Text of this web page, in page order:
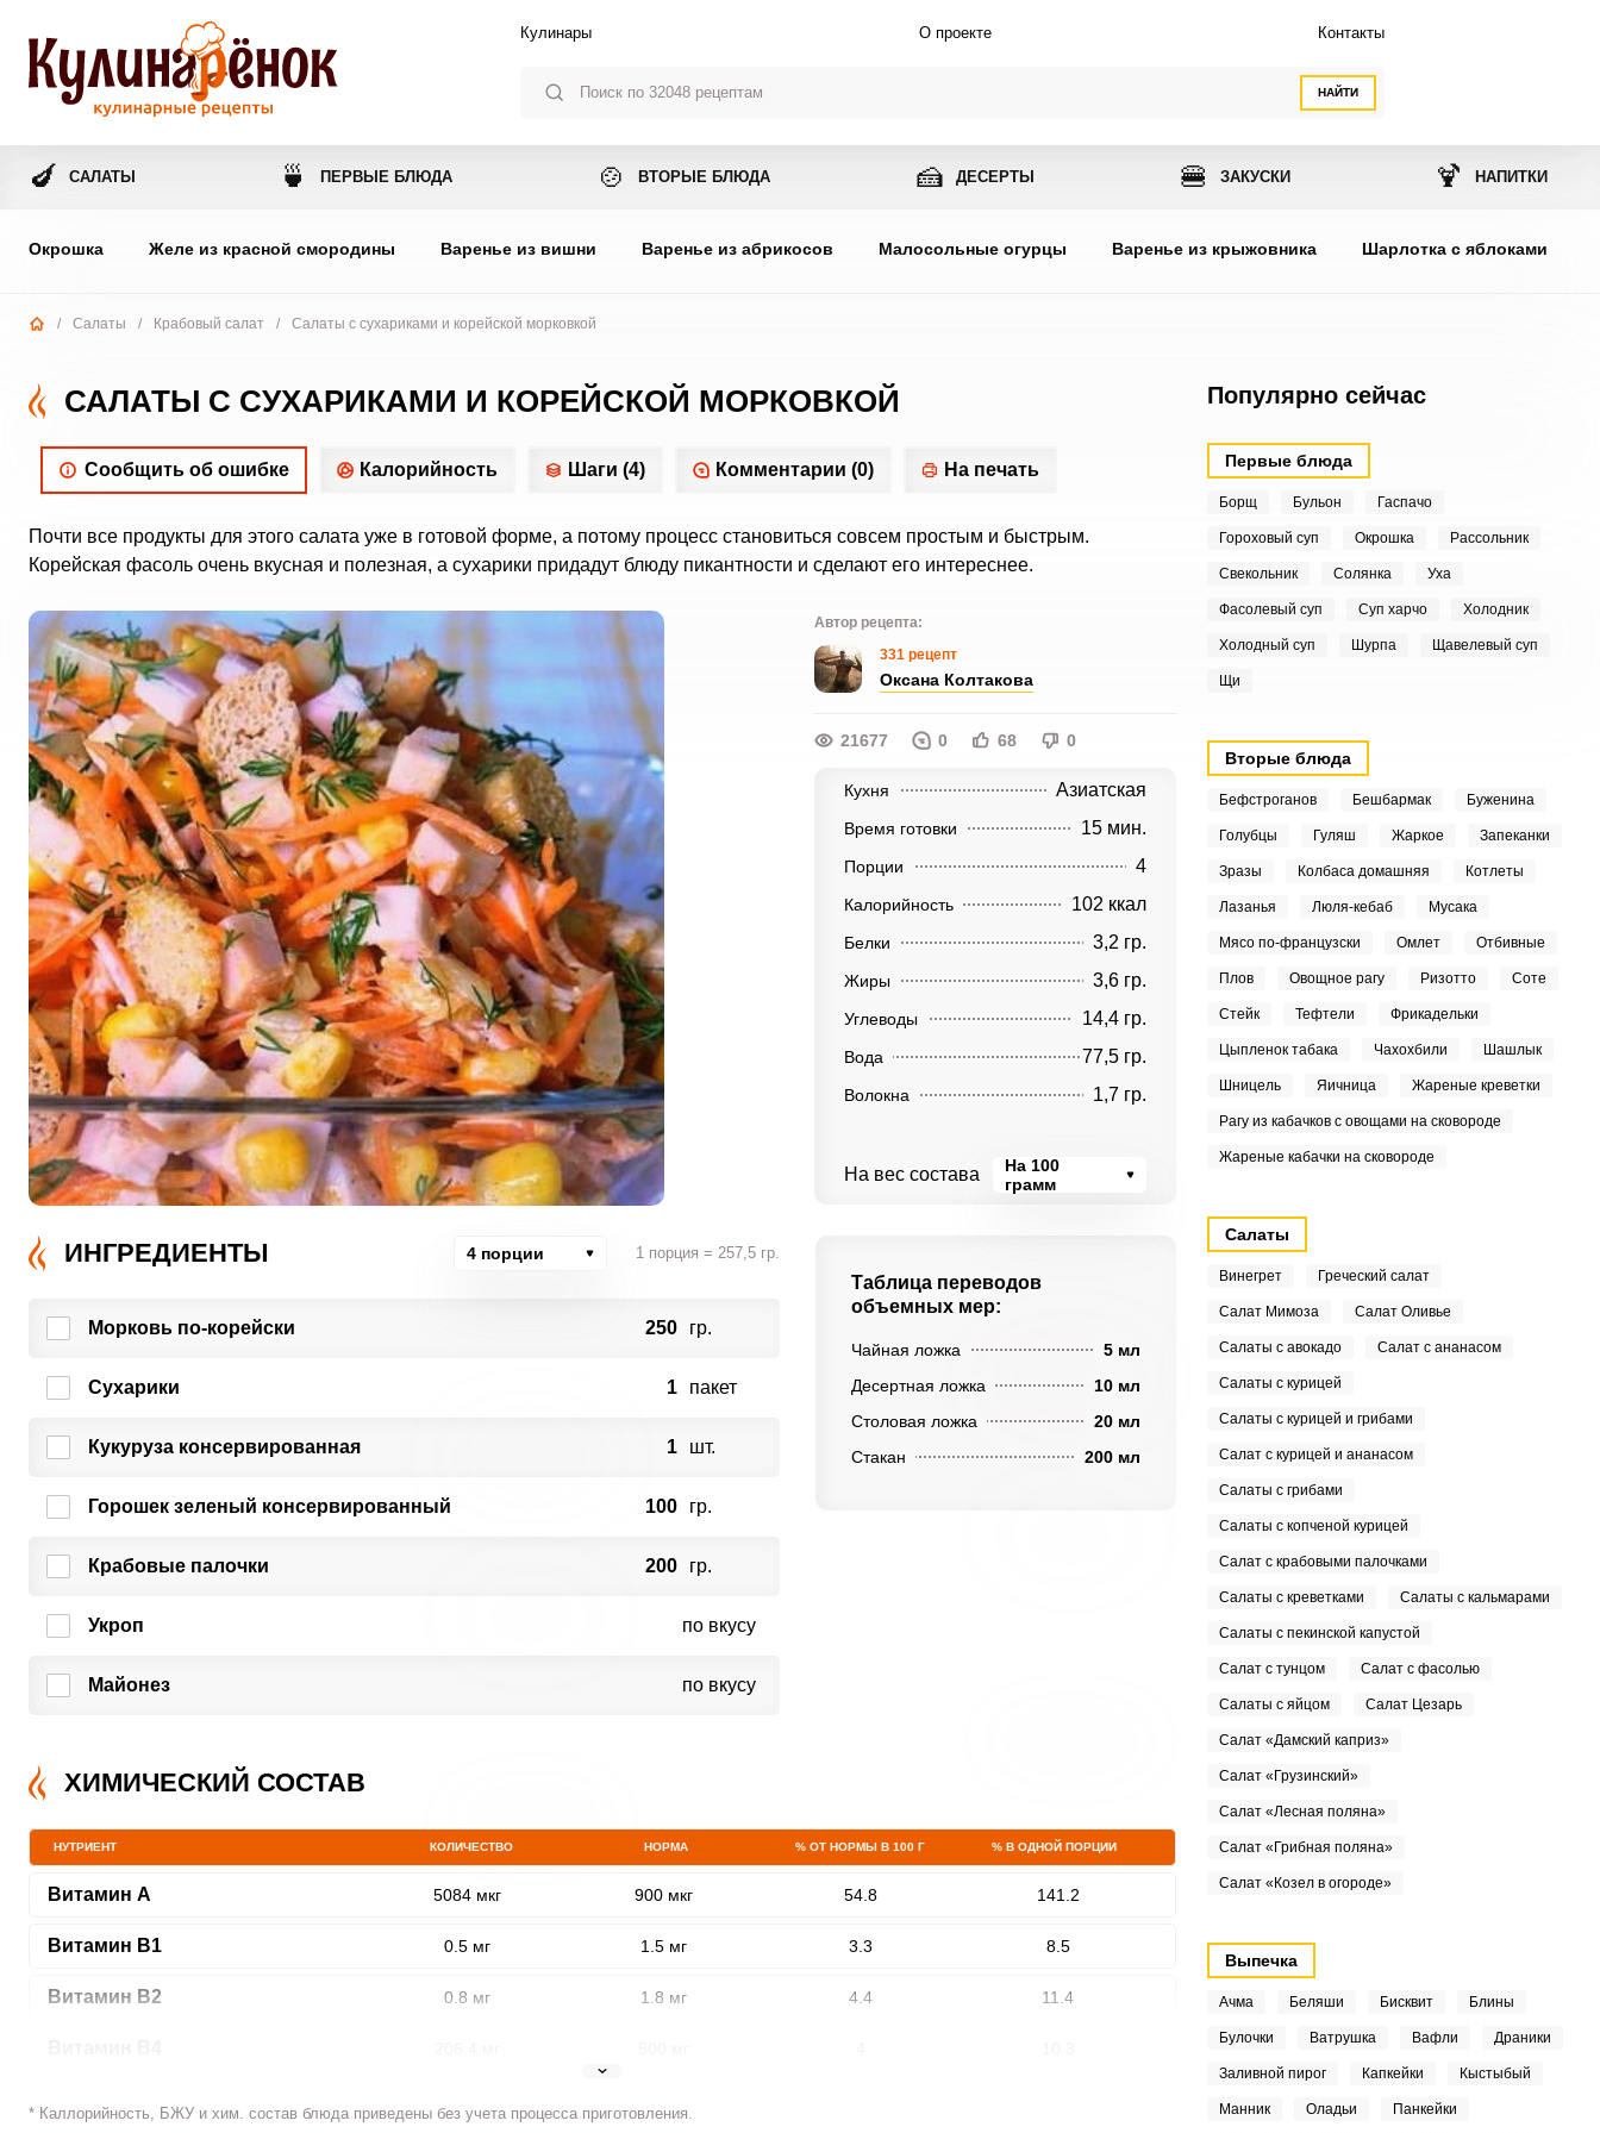
НАЙТИ
Кулинары О проекте Контакты
🍆 САЛАТЫ 🍵 ПЕРВЫЕ БЛЮДА 🍲 ВТОРЫЕ БЛЮДА 🍰 ДЕСЕРТЫ 🍔 ЗАКУСКИ 🍹 НАПИТКИ
Окрошка Желе из красной смородины Варенье из вишни Варенье из абрикосов Малосольные огурцы Варенье из крыжовника Шарлотка с яблоками
/ Салаты / Крабовый салат / Салаты с сухариками и корейской морковкой
САЛАТЫ С СУХАРИКАМИ И КОРЕЙСКОЙ МОРКОВКОЙ
Сообщить об ошибке Калорийность Шаги (4) Комментарии (0) На печать
Почти все продукты для этого салата уже в готовой форме, а потому процесс становиться совсем простым и быстрым.
Корейская фасоль очень вкусная и полезная, а сухарики придадут блюду пикантности и сделают его интереснее.
Автор рецепта:
331 рецепт
Оксана Колтакова
21677 0 68 0
Кухня Азиатская
Время готовки 15 мин.
Порции 4
Калорийность 102 ккал
Белки 3,2 гр.
Жиры 3,6 гр.
Углеводы 14,4 гр.
Вода 77,5 гр.
Волокна 1,7 гр.
На вес состава
На 100
грамм
ИНГРЕДИЕНТЫ 4 порции 1 порция = 257,5 гр.
Морковь по-корейски 250 гр.
Сухарики 1 пакет
Кукуруза консервированная 1 шт.
Горошек зеленый консервированный 100 гр.
Крабовые палочки 200 гр.
Укроп по вкусу
Майонез по вкусу
Таблица переводов
объемных мер:
Чайная ложка
5 мл
Десертная ложка
10 мл
Столовая ложка
20 мл
Стакан
200 мл
ХИМИЧЕСКИЙ СОСТАВ
НУТРИЕНТ КОЛИЧЕСТВО НОРМА % ОТ НОРМЫ В 100 Г % В ОДНОЙ ПОРЦИИ
Витамин A 5084 мкг 900 мкг 54.8 141.2
Витамин В1 0.5 мг 1.5 мг 3.3 8.5
Витамин В2 0.8 мг 1.8 мг 4.4 11.4
* Каллорийность, БЖУ и хим. состав блюда приведены без учета процесса приготовления.
Популярно сейчас
Первые блюда
Борщ Бульон Гаспачо
Гороховый суп Окрошка Рассольник
Свекольник Солянка Уха
Фасолевый суп Суп харчо Холодник
Холодный суп Шурпа Щавелевый суп
Щи
Вторые блюда
Бефстроганов Бешбармак Буженина
Голубцы Гуляш Жаркое Запеканки
Зразы Колбаса домашняя Котлеты
Лазанья Люля-кебаб Мусака
Мясо по-французски Омлет Отбивные
Плов Овощное рагу Ризотто Соте
Стейк Тефтели Фрикадельки
Цыпленок табака Чахохбили Шашлык
Шницель Яичница Жареные креветки
Рагу из кабачков с овощами на сковороде
Жареные кабачки на сковороде
Салаты
Винегрет Греческий салат
Салат Мимоза Салат Оливье
Салаты с авокадо Салат с ананасом
Салаты с курицей
Салаты с курицей и грибами
Салат с курицей и ананасом
Салаты с грибами
Салаты с копченой курицей
Салат с крабовыми палочками
Салаты с креветками Салаты с кальмарами
Салаты с пекинской капустой
Салат с тунцом Салат с фасолью
Салаты с яйцом Салат Цезарь
Салат «Дамский каприз»
Салат «Грузинский»
Салат «Лесная поляна»
Салат «Грибная поляна»
Салат «Козел в огороде»
Выпечка
Ачма Беляши Бисквит Блины
Булочки Ватрушка Вафли Драники
Заливной пирог Капкейки Кыстыбый
Манник Оладьи Панкейки